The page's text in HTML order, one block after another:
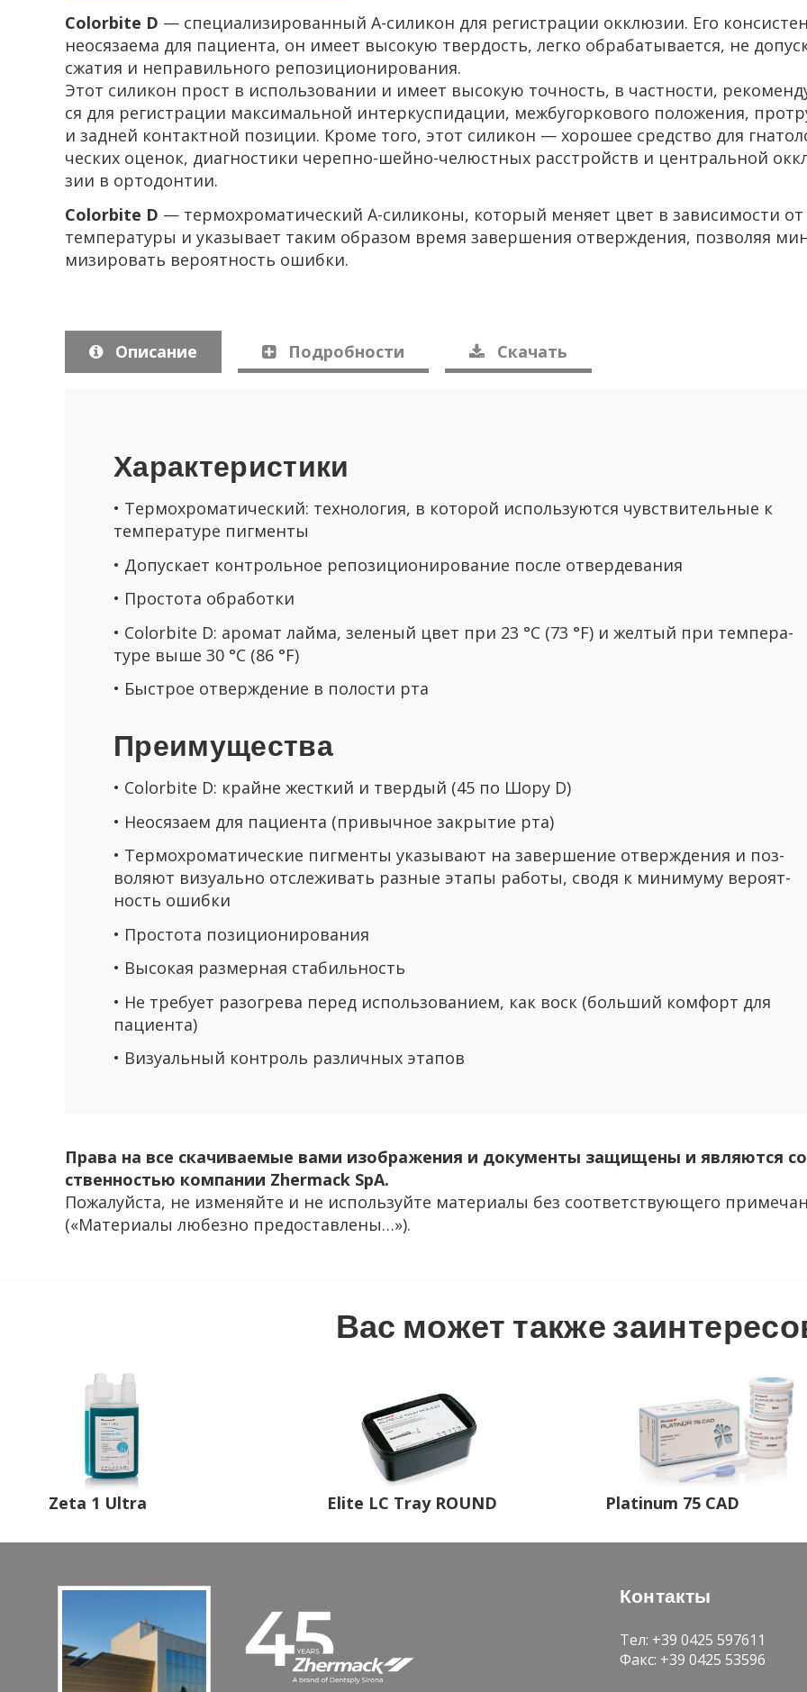
Colorbite D — спе­ци­а­ли­зи­ро­ван­ный A-​силикон для ре­ги­стра­ции ок­клю­зии. Его
неося­за­е­ма для па­ци­ен­та, он имеет вы­со­кую твер­дость, легко об­ра­ба­ты­ва­ет­ся, не
сжа­тия и непра­виль­но­го ре­по­зи­ци­о­ни­ро­ва­ния.
Этот си­ли­кон прост в ис­поль­зо­ва­нии и имеет вы­со­кую точ­ность, в част­но­сти,
ся для ре­ги­стра­ции мак­си­маль­ной ин­тер­куспи­да­ции, меж­бу­гор­ко­во­го по­ло­же­ния,
и зад­ней кон­такт­ной по­зи­ции. Кроме того, этот си­ли­кон — хо­ро­шее сред­ство для
че­ских оце­нок, ди­а­гно­сти­ки черепно-​шейно-челюстных рас­стройств и цен­траль­ной
зии в ор­то­дон­тии.
Colorbite D — тер­мо­хро­ма­ти­че­ский А-​силиконы, ко­то­рый ме­ня­ет цвет в за­ви­си­мо­сти от
тем­пе­ра­ту­ры и ука­зы­ва­ет таким об­ра­зом время за­вер­ше­ния от­вер­жде­ния, поз­во­ляя
ми­зи­ро­вать ве­ро­ят­ность ошиб­ки.
Опи­са­ние По­дроб­но­сти Ска­чать
Ха­рак­те­ри­сти­ки
• Тер­мо­хро­ма­ти­че­ский: тех­но­ло­гия, в ко­то­рой ис­поль­зу­ют­ся чув­стви­тель­ные к
тем­пе­ра­ту­ре пиг­мен­ты
• До­пус­ка­ет кон­троль­ное ре­по­зи­ци­о­ни­ро­ва­ние после отвер­де­ва­ния
• Про­сто­та об­ра­бот­ки
• Colorbite D: аро­мат лайма, зе­ле­ный цвет при 23 °C (73 °F) и жел­тый при тем­пе­ра­
ту­ре выше 30 °C (86 °F)
• Быст­рое от­вер­жде­ние в по­ло­сти рта
Пре­иму­ще­ства
• Colorbite D: крайне жест­кий и твер­дый (45 по Шору D)
• Неося­за­ем для па­ци­ен­та (при­выч­ное за­кры­тие рта)
• Тер­мо­хро­ма­ти­че­ские пиг­мен­ты ука­зы­ва­ют на за­вер­ше­ние от­вер­жде­ния и поз­
во­ля­ют ви­зу­аль­но от­сле­жи­вать раз­ные этапы ра­бо­ты, сводя к ми­ни­му­му ве­ро­ят­
ность ошиб­ки
• Про­сто­та по­зи­ци­о­ни­ро­ва­ния
• Вы­со­кая раз­мер­ная ста­биль­ность
• Не тре­бу­ет разо­гре­ва перед ис­поль­зо­ва­ни­ем, как воск (боль­ший ком­форт для
па­ци­ен­та)
• Ви­зу­аль­ный кон­троль раз­лич­ных эта­пов
Права на все ска­чи­ва­е­мые вами изоб­ра­же­ния и до­ку­мен­ты за­щи­ще­ны и яв­ля­ют­ся
ствен­но­стью ком­па­нии Zhermack SpA.
По­жа­луй­ста, не из­ме­няй­те и не ис­поль­зуй­те ма­те­ри­а­лы без со­от­вет­ству­ю­ще­го
(«Ма­те­ри­а­лы лю­без­но предо­став­ле­ны…»).
Вас может также
Zeta 1 Ultra Elite LC Tray ROUND Platinum 75 CAD
Кон­так­ты
Тел: +39 0425 597611
Факс: +39 0425 53596